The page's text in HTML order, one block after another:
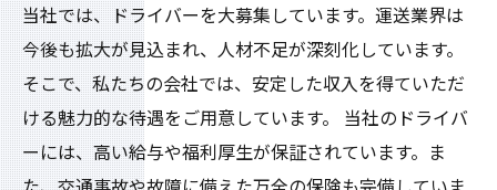
当社では、ドライバーを大募集しています。運送業界は
今後も拡大が見込まれ、人材不足が深刻化しています。
そこで、私たちの会社では、安定した収入を得ていただ
ける魅力的な待遇をご用意しています。 当社のドライバ
ーには、高い給与や福利厚生が保証されています。ま